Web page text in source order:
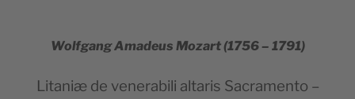
Wolf­gang Ama­deus Mozart (1756 – 1791)
Lita­niæ de vene­ra­bi­li alta­ris Sacra­men­to –